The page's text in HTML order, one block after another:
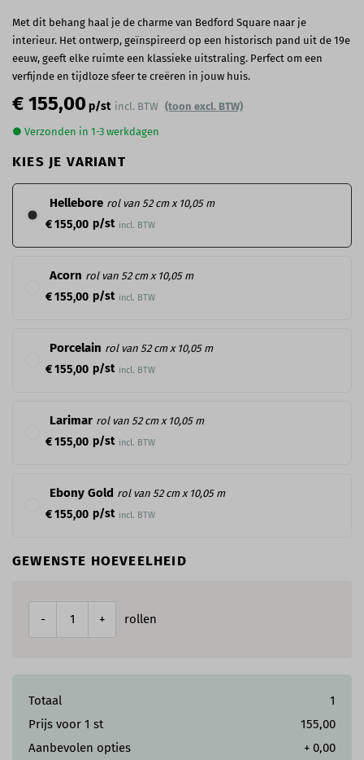
€ 155,00p/st incl. BTW (toon excl. BTW)
● Verzonden in 1-3 werkdagen
KIES JE VARIANT
Hellebore rol van 52 cm x 10,05 m
€ 155,00 p/st incl. BTW
Acorn rol van 52 cm x 10,05 m
€ 155,00 p/st incl. BTW
Porcelain rol van 52 cm x 10,05 m
€ 155,00 p/st incl. BTW
Larimar rol van 52 cm x 10,05 m
€ 155,00 p/st incl. BTW
Ebony Gold rol van 52 cm x 10,05 m
€ 155,00 p/st incl. BTW
GEWENSTE HOEVEELHEID
- + rollen
Totaal
1
Prijs voor 1 st
155,00
Aanbevolen opties
+ 0,00
Met dit behang haal je de charme van Bedford Square naar je
interieur. Het ontwerp, geïnspireerd op een historisch pand uit de 19e
eeuw, geeft elke ruimte een klassieke uitstraling. Perfect om een
verfijnde en tijdloze sfeer te creëren in jouw huis.